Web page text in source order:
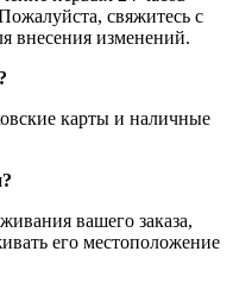
свяжитесь с
внесения изменений.
карты и наличные
вашего заказа,
его местоположение